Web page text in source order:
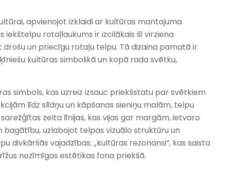
apvienojot izklaidi ar kultūras mantojuma
rotaļlaukums ir izcilākais šī virziena
un priecīgu rotaļu telpu. Tā dizaina pamatā ir
kultūras simbolikā un kopā rada svētku,
simbols, kas uzreiz izsauc priekšstatu par svētkiem
līdz slīdņu un kāpšanas sieniņu malām, telpu
zelta līnijas, kas vijas gar margām, ietvaro
uzlabojot telpas vizuālo struktūru un
divkāršās vajadzības: „kultūras rezonansi”, kas saista
nozīmīgas estētikas fona priekšā.